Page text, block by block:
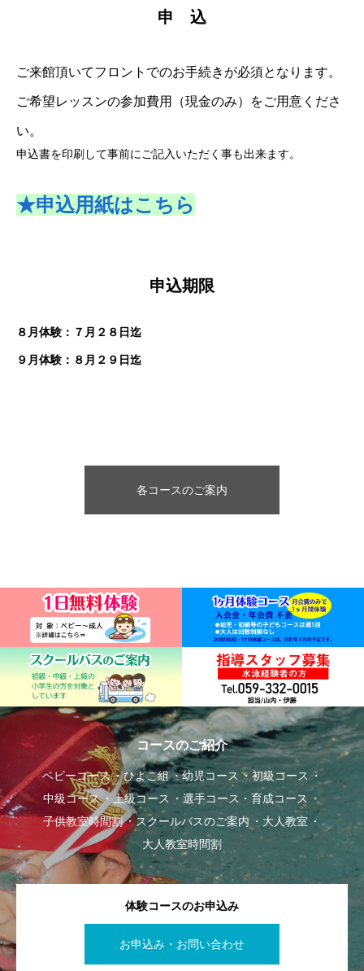
申 込
ご来館頂いてフロントでのお手続きが必須となります。
ご希望レッスンの参加費用（現金のみ）をご用意くださ
い。
申込書を印刷して事前にご記入いただく事も出来ます。
★申込用紙はこちら
申込期限
８月体験：７月２８日迄
９月体験：８月２９日迄
各コースのご案内
コースのご紹介
ベビーコース ひよこ組 幼児コース
初級コース
中級コース
上級コース
選手コース・育成コース
子供教室時間割
スクールバスのご案内
大人教室
大人教室時間割
体験コースのお申込み
お申込み・お問い合わせ